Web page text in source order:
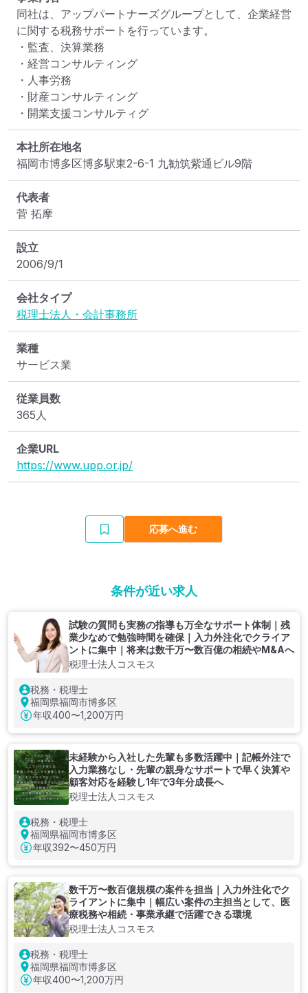
同社は、アップパートナーズグループとして、企業経営
に関する税務サポートを行っています。
・監査、決算業務
・経営コンサルティング
・人事労務
・財産コンサルティング
・開業支援コンサルティグ
本社所在地名
福岡市博多区博多駅東2-6-1 九勧筑紫通ビル9階
代表者
菅 拓摩
設立
2006/9/1
会社タイプ
税理士法人・会計事務所
業種
サービス業
従業員数
365人
企業URL
https://www.upp.or.jp/
応募へ進む
条件が近い求人
試験の質問も実務の指導も万全なサポート体制｜残
業少なめで勉強時間を確保｜入力外注化でクライア
ントに集中｜将来は数千万〜数百億の相続やM&Aへ
税理士法人コスモス
税務・税理士
福岡県福岡市博多区
年収400〜1,200万円
未経験から入社した先輩も多数活躍中｜記帳外注で
入力業務なし・先輩の親身なサポートで早く決算や
顧客対応を経験し1年で3年分成長へ
税理士法人コスモス
税務・税理士
福岡県福岡市博多区
年収392〜450万円
数千万〜数百億規模の案件を担当｜入力外注化でク
ライアントに集中｜幅広い案件の主担当として、医
療税務や相続・事業承継で活躍できる環境
税理士法人コスモス
税務・税理士
福岡県福岡市博多区
年収400〜1,200万円